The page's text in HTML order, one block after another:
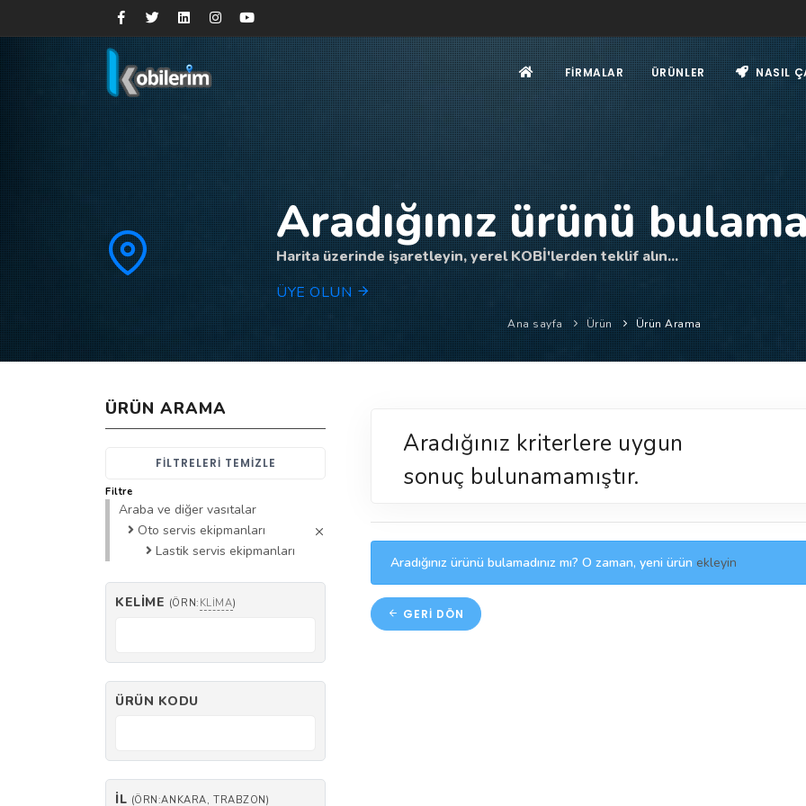
FIRMALAR ÜRÜNLER NASIL
Aradığınız ürünü
Harita üzerinde işaretleyin, yerel KOBİ'lerden teklif alın...
ÜYE OLUN
Ana sayfa Ürün Ürün Arama
Aradığınız kriterlere uygun
sonuç bulunamamıştır.
Aradığınız ürünü bulamadınız mı? O zaman, yeni ürün ekleyin
GERI DÖN
ÜRÜN ARAMA
FILTRELERI TEMIZLE
Filtre
Araba ve diğer vasıtalar
Oto servis ekipmanları
Lastik servis ekipmanları
KELIME (ÖRN: KLIMA)
ÜRÜN KODU
İL (ÖRN:ANKARA, TRABZON)